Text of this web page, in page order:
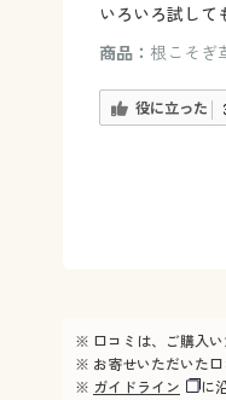
いろいろ試して
商品： 根こそぎ
役に立った
※ 口コミは、ご購入い
※ お寄せいただいた口
※ ガイドライン に